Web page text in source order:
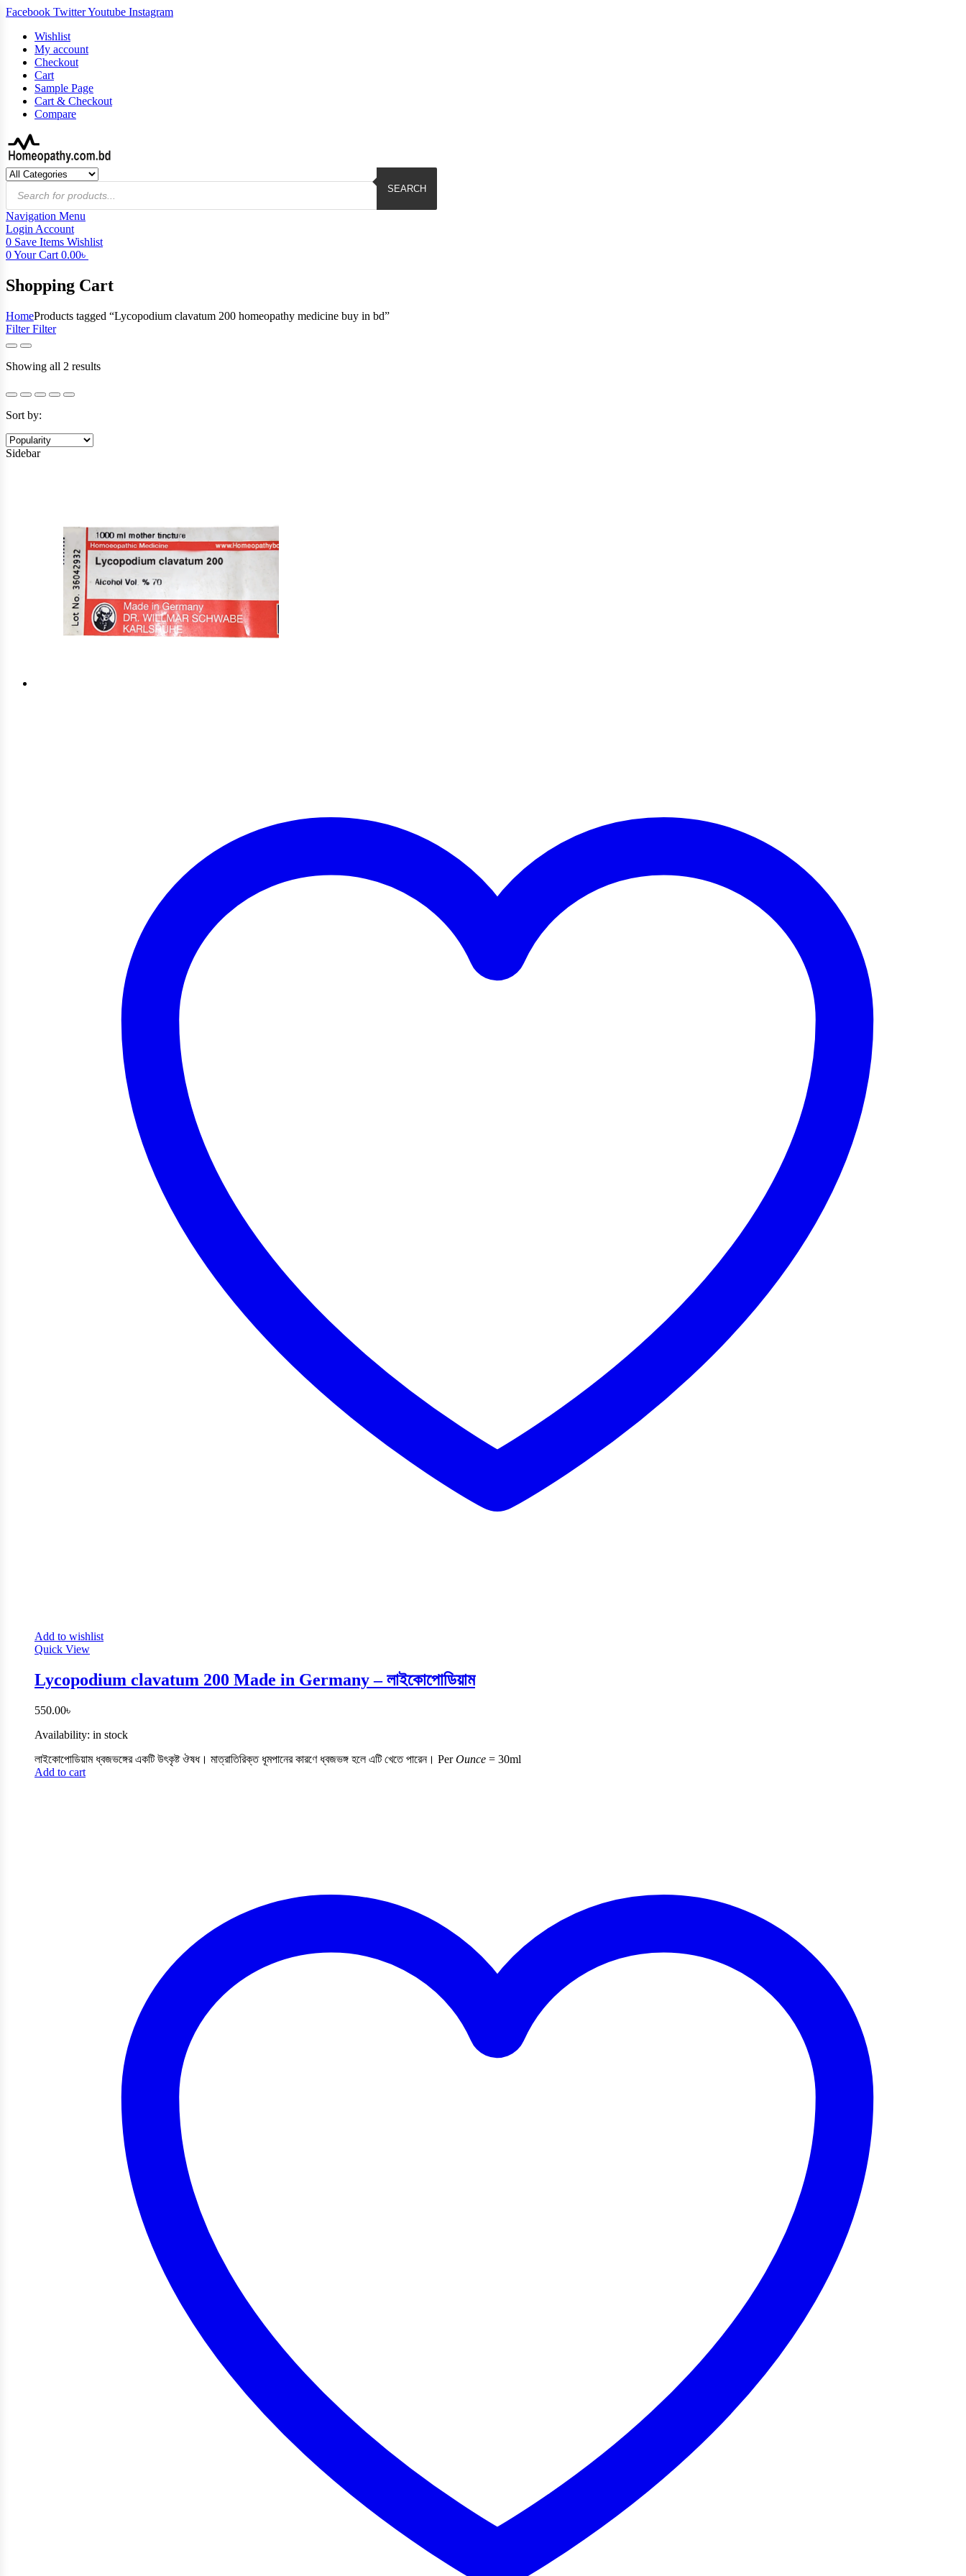
Facebook TwitterYoutube Instagram
Wishlist
My account
Checkout
Cart
Sample Page
Cart & Checkout
Compare
Products
search
SEARCH
Navigation Menu
Login Account
0 Save Items Wishlist
0Your Cart 0.00৳
Shopping Cart
HomeProducts tagged “Lycopodium clavatum 200 homeopathy medicine buy in bd”
FilterFilter
Showing all 2 resultsSorted
Sort by:
Sidebar
Add to wishlist
Quick View
Lycopodium clavatum 200 Made in Germany – লাইকোপোডিয়াম
550.00৳
Availability: in stock
লাইকোপোডিয়াম ধ্বজভঙ্গের একটি উৎকৃষ্ট ঔষধ। মাত্রাতিরিক্ত ধূমপানের কারণে ধ্বজভঙ্গ হলে এটি খেতে পারেন। PerOunce = 30ml
Add to cart